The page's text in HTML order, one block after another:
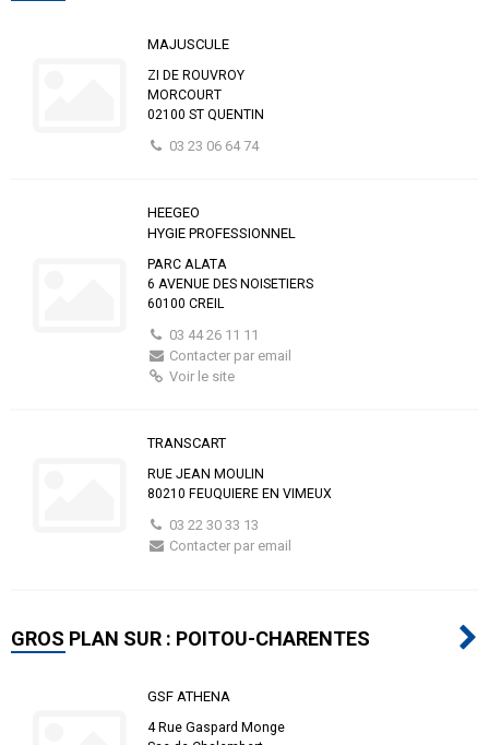
MAJUSCULE
ZI DE ROUVROY
MORCOURT
02100 ST QUENTIN
03 23 06 64 74
HEEGEO
HYGIE PROFESSIONNEL
PARC ALATA
6 AVENUE DES NOISETIERS
60100 CREIL
03 44 26 11 11
Contacter par email
Voir le site
TRANSCART
RUE JEAN MOULIN
80210 FEUQUIERE EN VIMEUX
03 22 30 33 13
Contacter par email
GROS PLAN SUR : POITOU-CHARENTES
GSF ATHENA
4 Rue Gaspard Monge